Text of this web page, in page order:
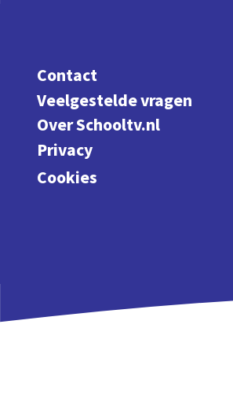
Contact
Veelgestelde vragen
Over Schooltv.nl
Privacy
Cookies